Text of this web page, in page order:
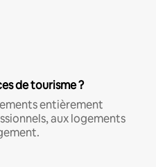
de tourisme ?
entièrement
aux logements